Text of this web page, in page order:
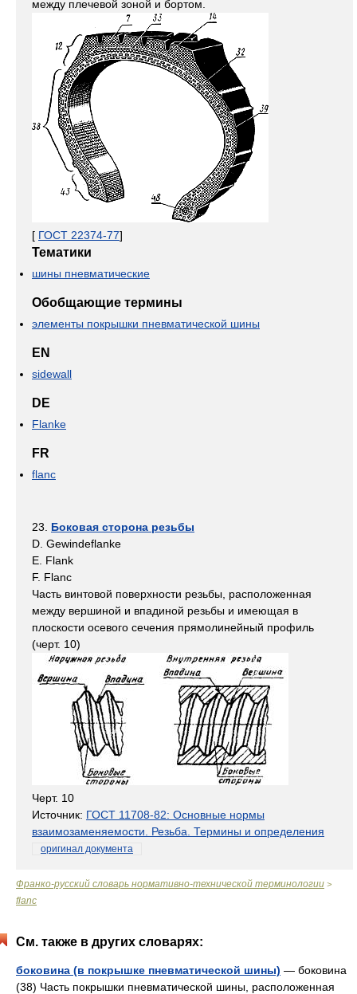
между плечевой зоной и бортом.
[ ГОСТ 22374-77]
Тематики
шины пневматические
Обобщающие термины
элементы покрышки пневматической шины
EN
sidewall
DE
Flanke
FR
flanc
23. Боковая сторона резьбы
D. Gewindeflanke
Е. Flank
F. Flanc
Часть винтовой поверхности резьбы, расположенная
между вершиной и впадиной резьбы и имеющая в
плоскости осевого сечения прямолинейный профиль
(черт. 10)
Черт. 10
Источник: ГОСТ 11708-82: Основные нормы
взаимозаменяемости. Резьба. Термины и определения
оригинал документа
Франко-русский словарь нормативно-технической терминологии >
flanc
См. также в других словарях:
боковина (в покрышке пневматической шины) — боковина
(38) Часть покрышки пневматической шины, расположенная